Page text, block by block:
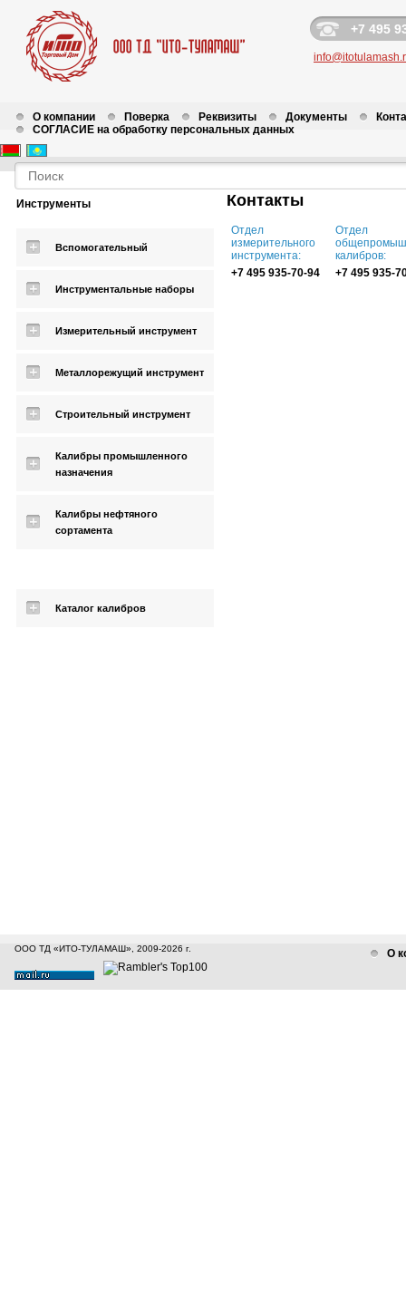
+7 495
О компании Поверка Реквизиты Документы
СОГЛАСИЕ на обработку персональных данных
Инструменты
Вспомогательный
Инструментальные наборы
Измерительный инструмент
Металлорежущий инструмент
Строительный инструмент
Калибры промышленного
назначения
Калибры нефтяного
сортамента
Каталог калибров
Контакты
Отдел
измерительного
инструмента:
+7 495 935-70-94
Отдел
калибров:
+7 495 935-
ООО ТД «ИТО-ТУЛАМАШ», 2009-2026 г. О